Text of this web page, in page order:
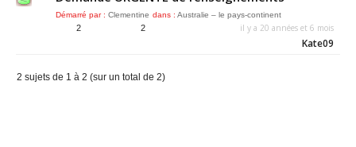
Démarré par : Clementine dans : Australie – le pays-continent
2 2 il y a 20 années et 6 mois
Kate09
2 sujets de 1 à 2 (sur un total de 2)